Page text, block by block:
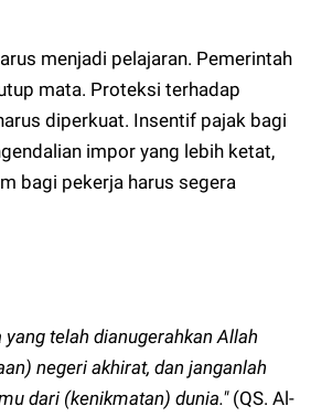
menjadi pelajaran. Pemerintah
mata. Proteksi terhadap
diperkuat. Insentif pajak bagi
impor yang lebih ketat,
bagi pekerja harus segera
yang telah dianugerahkan Allah
negeri akhirat, dan janganlah
dari (kenikmatan) dunia."(QS. Al-